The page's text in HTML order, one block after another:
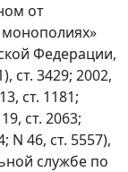
от
монополиях»
Федерации,
ст. 3429; 2002,
ст. 1181;
ст. 2063;
N 46, ст. 5557),
службе по